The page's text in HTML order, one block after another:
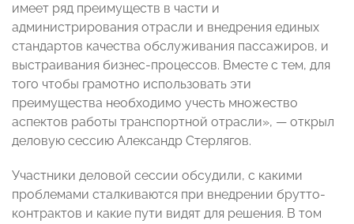
имеет ряд преимуществ в части и
администрирования отрасли и внедрения единых
стандартов качества обслуживания пассажиров, и
выстраивания бизнес-процессов. Вместе с тем, для
того чтобы грамотно использовать эти
преимущества необходимо учесть множество
аспектов работы транспортной отрасли», — открыл
деловую сессию Александр Стерлягов.
Участники деловой сессии обсудили, с какими
проблемами сталкиваются при внедрении брутто-
контрактов и какие пути видят для решения. В том